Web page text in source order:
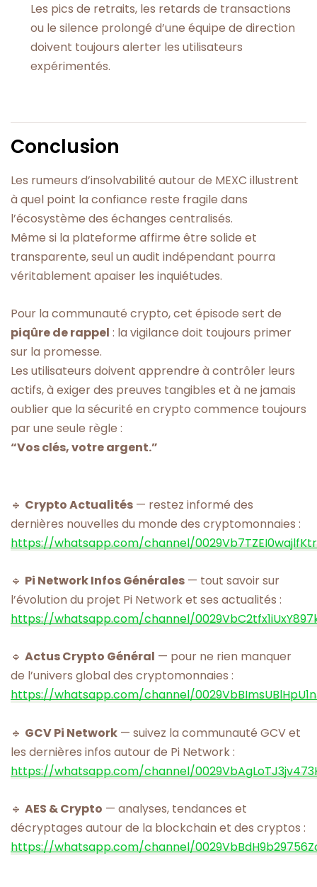
Les pics de retraits, les retards de transactions
ou le silence prolongé d’une équipe de direction
doivent toujours alerter les utilisateurs
expérimentés.
Conclusion
Les rumeurs d’insolvabilité autour de MEXC illustrent
à quel point la confiance reste fragile dans
l’écosystème des échanges centralisés.
Même si la plateforme affirme être solide et
transparente, seul un audit indépendant pourra
véritablement apaiser les inquiétudes.
Pour la communauté crypto, cet épisode sert de
piqûre de rappel : la vigilance doit toujours primer
sur la promesse.
Les utilisateurs doivent apprendre à contrôler leurs
actifs, à exiger des preuves tangibles et à ne jamais
oublier que la sécurité en crypto commence toujours
par une seule règle :
“Vos clés, votre argent.”
🔹 Crypto Actualités — restez informé des
dernières nouvelles du monde des cryptomonnaies :
https://whatsapp.com/channel/
🔹 Pi Network Infos Générales — tout savoir sur
l’évolution du projet Pi Network et ses actualités :
https://whatsapp.com/channel/
🔹 Actus Crypto Général — pour ne rien manquer
de l’univers global des cryptomonnaies :
https://whatsapp.com/channel/
🔹 GCV Pi Network — suivez la communauté GCV et
les dernières infos autour de Pi Network :
https://whatsapp.com/channel/
🔹 AES & Crypto — analyses, tendances et
décryptages autour de la blockchain et des cryptos :
https://whatsapp.com/channel/